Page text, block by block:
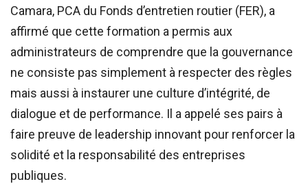
Camara, PCA du Fonds d’entretien routier (FER), a
affirmé que cette formation a permis aux
administrateurs de comprendre que la gouvernance
ne consiste pas simplement à respecter des règles
mais aussi à instaurer une culture d’intégrité, de
dialogue et de performance. Il a appelé ses pairs à
faire preuve de leadership innovant pour renforcer la
solidité et la responsabilité des entreprises
publiques.